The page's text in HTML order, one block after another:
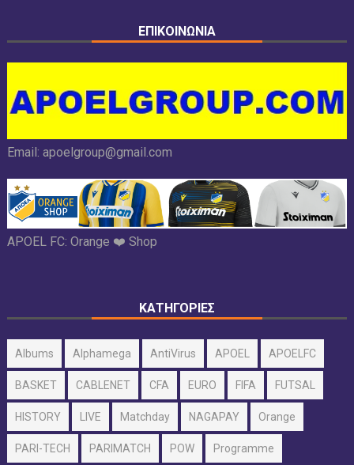
ΕΠΙΚΟΙΝΩΝΙΑ
Email: apoelgroup@gmail.com
APOEL FC: Orange ❤️ Shop
ΚΑΤΗΓΟΡΙΕΣ
Albums Alphamega AntiVirus APOEL APOELFC
BASKET CABLENET CFA EURO FIFA FUTSAL
HISTORY LIVE Matchday NAGAPAY Orange
PARI-TECH PARIMATCH POW Programme